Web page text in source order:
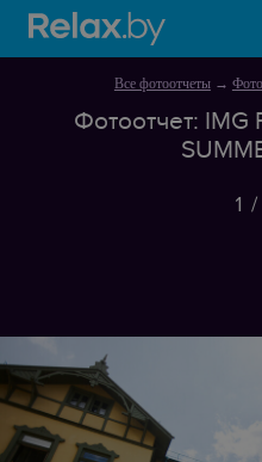
Все фотоотчеты→
Фотоотчет: IMG
1 /